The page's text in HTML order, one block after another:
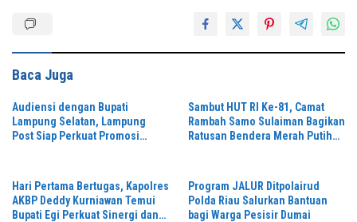
Baca Juga
Audiensi dengan Bupati
Lampung Selatan, Lampung
Post Siap Perkuat Promosi
Sambut HUT RI Ke-81, Camat
Rambah Samo Sulaiman Bagikan
Ratusan Bendera Merah Putih
Hari Pertama Bertugas, Kapolres
AKBP Deddy Kurniawan Temui
Bupati Egi Perkuat Sinergi dan
Program JALUR Ditpolairud
Polda Riau Salurkan Bantuan
bagi Warga Pesisir Dumai